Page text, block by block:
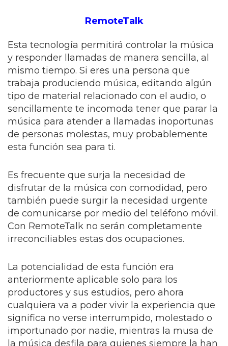
RemoteTalk
Esta tecnología permitirá controlar la música
y responder llamadas de manera sencilla, al
mismo tiempo. Si eres una persona que
trabaja produciendo música, editando algún
tipo de material relacionado con el audio, o
sencillamente te incomoda tener que parar la
música para atender a llamadas inoportunas
de personas molestas, muy probablemente
esta función sea para ti.
Es frecuente que surja la necesidad de
disfrutar de la música con comodidad, pero
también puede surgir la necesidad urgente
de comunicarse por medio del teléfono móvil.
Con RemoteTalk no serán completamente
irreconciliables estas dos ocupaciones.
La potencialidad de esta función era
anteriormente aplicable solo para los
productores y sus estudios, pero ahora
cualquiera va a poder vivir la experiencia que
significa no verse interrumpido, molestado o
importunado por nadie, mientras la musa de
la música desfila para quienes siempre la han